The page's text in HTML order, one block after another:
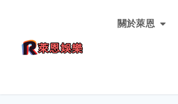
關於萊恩